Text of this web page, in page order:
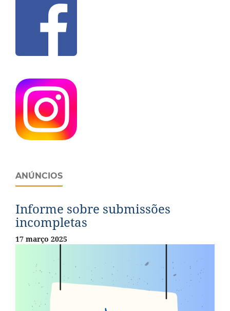
ANÚNCIOS
Informe sobre submissões
incompletas
17 março 2025